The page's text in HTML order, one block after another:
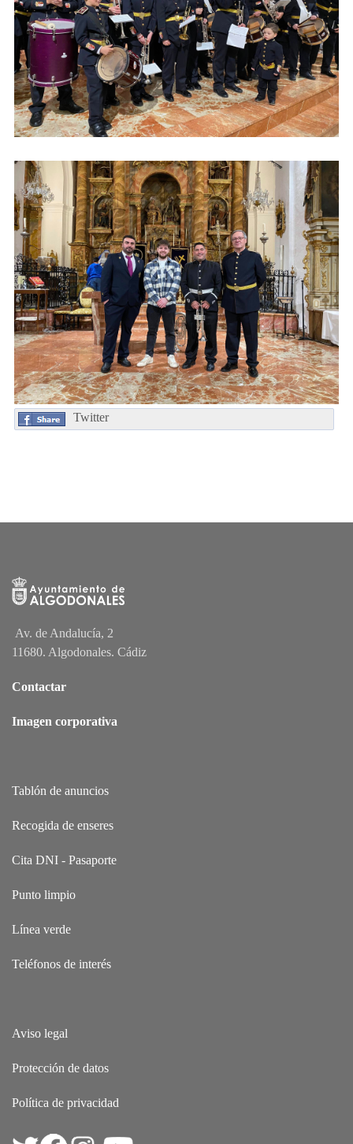
Twitter
Av. de Andalucía, 2
11680. Algodonales. Cádiz
Contactar
Imagen corporativa
Tablón de anuncios
Recogida de enseres
Cita DNI - Pasaporte
Punto limpio
Línea verde
Teléfonos de interés
Aviso legal
Protección de datos
Política de privacidad